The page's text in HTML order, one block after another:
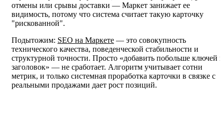
отмены или срывы доставки — Маркет занижает ее
видимость, потому что система считает такую карточку
"рискованной".
Подытожим: SEO на Маркете — это совокупность
технического качества, поведенческой стабильности и
структурной точности. Просто «добавить побольше ключей в
заголовок» — не сработает. Алгоритм учитывает сотни
метрик, и только системная проработка карточки в связке с
реальными продажами дает рост позиций.